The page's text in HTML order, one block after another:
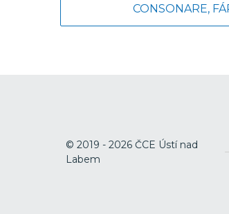
CONSONARE,
© 2019 - 2026 ČCE Ústí nad
Labem